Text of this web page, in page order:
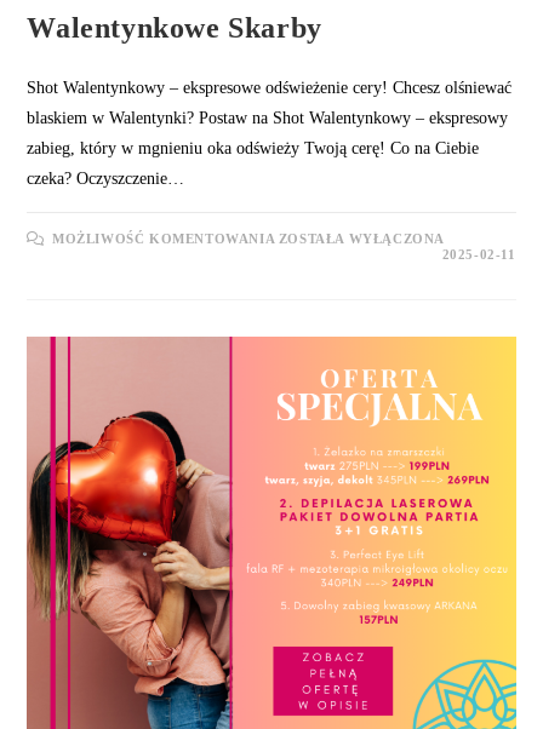
Walentynkowe Skarby
Shot Walentynkowy – ekspresowe odświeżenie cery! Chcesz olśniewać
blaskiem w Walentynki? Postaw na Shot Walentynkowy – ekspresowy
zabieg, który w mgnieniu oka odświeży Twoją cerę! Co na Ciebie
czeka? Oczyszczenie…
MOŻLIWOŚĆ KOMENTOWANIA WALENTYNKOWE
ZOSTAŁA WYŁĄCZONA
2025-02-11